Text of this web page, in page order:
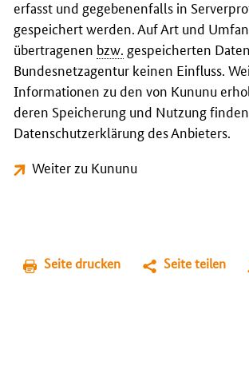
erfasst und gegebenenfalls in
gespeichert werden. Auf Art und
übertragenen bzw. gespeicherten
Bundesnetzagentur keinen Einfluss.
Informationen zu den von Kununu
deren Speicherung und Nutzung
Datenschutzerklärung des Anbieters.
Weiter zu Kununu
Seite drucken Seite teilen